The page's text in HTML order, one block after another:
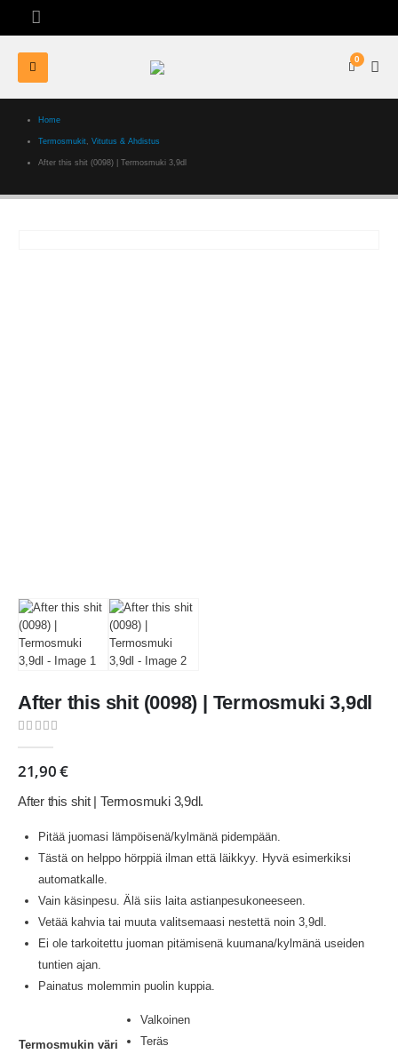
0
Home
Termosmukit,Vitutus & Ahdistus
After this shit (0098) | Termosmuki 3,9dl
After this shit (0098) | Termosmuki 3,9dl
21,90€
After this shit | Termosmuki 3,9dl.
Pitää juomasi lämpöisenä/kylmänä pidempään.
Tästä on helppo hörppiä ilman että läikkyy. Hyvä esimerkiksi
automatkalle.
Vain käsinpesu. Älä siis laita astianpesukoneeseen.
Vetää kahvia tai muuta valitsemaasi nestettä noin 3,9dl.
Ei ole tarkoitettu juoman pitämisenä kuumana/kylmänä useiden
tuntien ajan.
Painatus molemmin puolin kuppia.
Termosmukin väri
Valkoinen
Teräs